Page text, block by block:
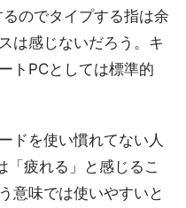
のでタイプする指は余
は感じないだろう。キ
トPCとしては標準的
ドを使い慣れてない人
「疲れる」と感じるこ
意味では使いやすいと